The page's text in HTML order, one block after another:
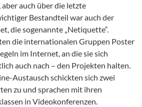
auch über die letzte
Bestandteil war auch der
die sogenannte „Netiquette“.
die internationalen Gruppen Poster
im Internet, an die sie sich
auch nach – den Projekten halten.
Austausch schickten sich zwei
zu und sprachen mit ihren
in Videokonferenzen.